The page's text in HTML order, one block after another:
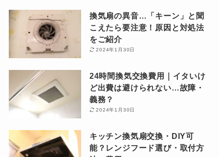
換気扇の異音…「キーン」と聞
こえたら要注意！原因と対処法
をご紹介
2024年1月30日
24時間換気交換費用｜イタいけ
ど出費は避けられない…故障・
義務？
2024年1月30日
キッチン換気扇交換・DIY可
能？レンジフード選び・取付方